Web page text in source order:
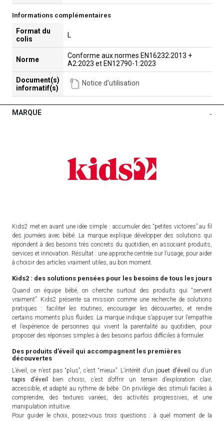
Informations complémentaires
Format du
colis
L
Norme
Conforme aux normes EN16232:2013 +
A2:2023 et EN12790-1:2023
Document(s)
informatif(s)
Notice d'utilisation
MARQUE -
Kids2 met en avant une idée simple : accumuler des “petites victoires” au fil
des journées avec bébé. La marque explique développer des solutions qui
répondent à des besoins très concrets du quotidien, en associant produits,
services et innovation. Résultat : une approche centrée sur l’usage, pour aider
à choisir des articles vraiment utiles, au bon moment.
Kids2 : des solutions pensées pour les besoins de tous les jours
Quand on équipe bébé, on cherche surtout des produits qui “servent
vraiment”. Kids2 présente sa mission comme une recherche de solutions
pratiques : faciliter les routines, encourager les découvertes, et rendre
certains moments plus fluides. La marque indique s’appuyer sur l’empathie
et l’expérience de personnes qui vivent la parentalité au quotidien, pour
proposer des réponses simples à des besoins parfois difficiles à formuler.
Des produits d’éveil qui accompagnent les premières
découvertes
L’éveil, ce n’est pas “plus”, c’est “mieux”. L’intérêt d’unjouet d’éveil ou d’un
tapis d’éveil
bien choisi, c’est d’offrir un terrain d’exploration clair,
accessible, et adapté au rythme de bébé. On privilégie des stimuli faciles à
comprendre, des textures variées, des activités progressives, et une
manipulation intuitive.
Pour guider le choix, posez-vous trois questions : à quel moment de la